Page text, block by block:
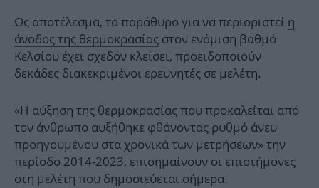
Ως αποτέλεσμα, το παράθυρο για να περιοριστεί η
άνοδος της θερμοκρασίας στον ενάμιση βαθμό
Κελσίου έχει σχεδόν κλείσει, προειδοποιούν
δεκάδες διακεκριμένοι ερευνητές σε μελέτη.
«Η αύξηση της θερμοκρασίας που προκαλείται από
τον άνθρωπο αυξήθηκε φθάνοντας ρυθμό άνευ
προηγουμένου στα χρονικά των μετρήσεων» την
περίοδο 2014-2023, επισημαίνουν οι επιστήμονες
στη μελέτη που δημοσιεύεται σήμερα.